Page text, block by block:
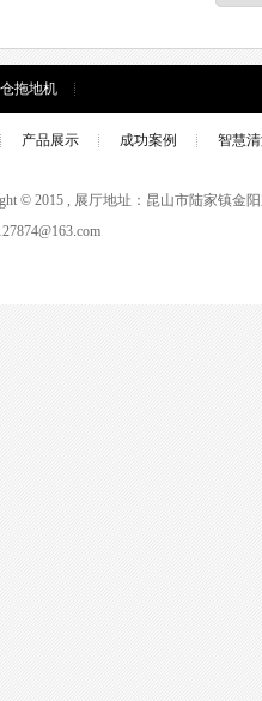
拖地机
产品展示 成功案例 智慧
© 2015 , 展厅地址：昆山市陆家镇金